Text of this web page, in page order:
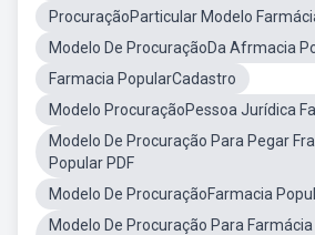
ProcuraçãoParticular Modelo
Modelo De ProcuraçãoDa Afrmacia
Farmacia PopularCadastro
Modelo ProcuraçãoPessoa Jurídica
Modelo De Procuração Para Pegar
Popular PDF
Modelo De ProcuraçãoFarmacia
Modelo De Procuração Para